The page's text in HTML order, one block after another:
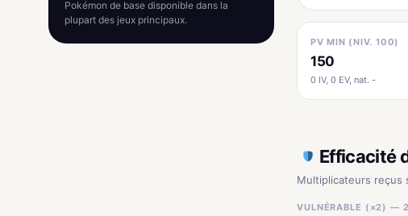
Pokémon de base disponible dans la
plupart des jeux principaux.
PV MIN (NIV. 100)
150
0 IV, 0 EV, nat. -
Efficacité
Multiplicateurs reçus
VULNÉRABLE (×2) —